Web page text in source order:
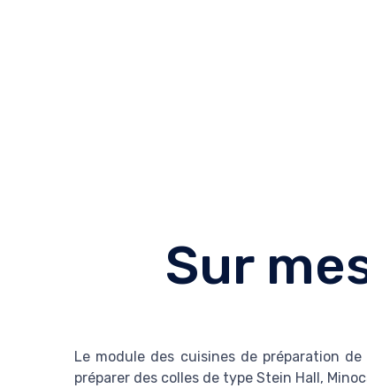
Sur
Le module des cuisines de préparation
préparer des colles de type Stein Hall,